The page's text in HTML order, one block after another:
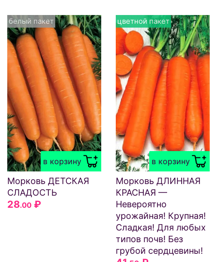
в корзину
белый пакет
Морковь ДЕТСКАЯ
СЛАДОСТЬ
28.00 ₽
в корзину
цветной пакет
Морковь ДЛИННАЯ
КРАСНАЯ —
Невероятно
урожайная! Крупная!
Сладкая! Для любых
типов почв! Без
грубой сердцевины!